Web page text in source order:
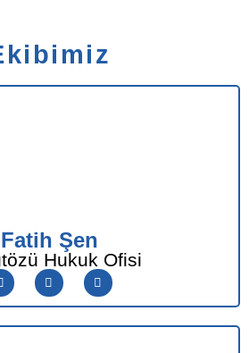
Fatih Şen
Hukuk Ofisi